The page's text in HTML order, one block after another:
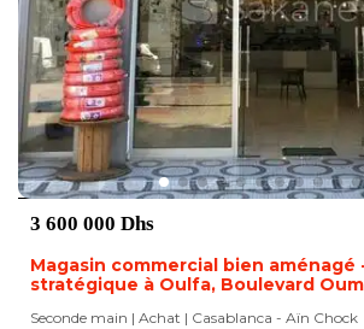
3 600 000 Dhs
Magasin commercial bien aménagé
stratégique à Oulfa, Boulevard
Seconde main | Achat | Casablanca - Aïn Chock